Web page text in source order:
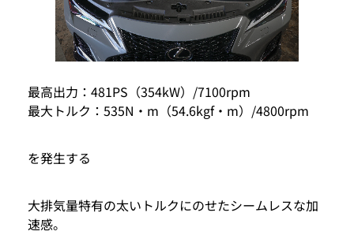
最高出力：481PS（354kW）/7100rpm
最大トルク：535N・m（54.6kgf・m）/4800rpm
を発生する
大排気量特有の太いトルクにのせたシームレスな加
速感。